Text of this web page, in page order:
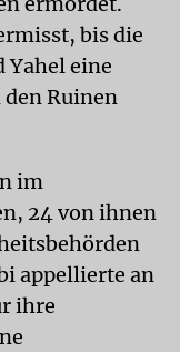
bis die
Yahel eine
den Ruinen
im
24 von ihnen
appellierte an
ihre